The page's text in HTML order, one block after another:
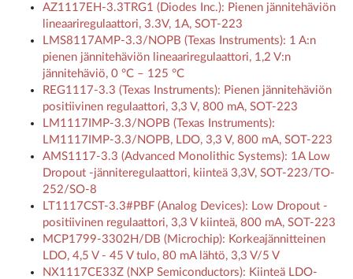
AZ1117EH-3.3TRG1 (Diodes Inc.): Pienen jännitehäviön
lineaariregulaattori, 3.3V, 1A, SOT-223
LMS8117AMP-3.3/NOPB (Texas Instruments): 1 A:n
pienen jännitehäviön lineaariregulaattori, 1,2 V:n
jännitehäviö, 0 °C – 125 °C
REG1117-3.3 (Texas Instruments): Pienen jännitehäviön
positiivinen regulaattori, 3,3 V, 800 mA, SOT-223
LM1117IMP-3.3/NOPB (Texas Instruments):
LM1117IMP-3.3/NOPB, LDO, 3,3 V, 800 mA, SOT-223
AMS1117-3.3 (Advanced Monolithic Systems): 1A Low
Dropout -jänniteregulaattori, kiinteä 3,3V, SOT-223/TO-
252/SO-8
LT1117CST-3.3#PBF (Analog Devices): Low Dropout -
positiivinen regulaattori, 3,3 V kiinteä, 800 mA, SOT-223
MCP1799-3302H/DB (Microchip): Korkeajännitteinen
LDO, 4,5 V - 45 V tulo, 80 mA lähtö, 3,3 V/5 V
NX1117CE33Z (NXP Semiconductors): Kiinteä LDO-